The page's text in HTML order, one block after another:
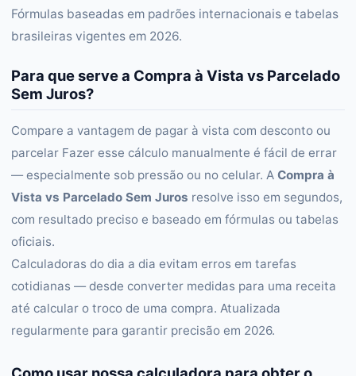
Fórmulas baseadas em padrões internacionais e tabelas
brasileiras vigentes em 2026.
Para que serve a Compra à Vista vs Parcelado
Sem Juros?
Compare a vantagem de pagar à vista com desconto ou
parcelar Fazer esse cálculo manualmente é fácil de errar
— especialmente sob pressão ou no celular. A Compra à
Vista vs Parcelado Sem Juros resolve isso em segundos,
com resultado preciso e baseado em fórmulas ou tabelas
oficiais.
Calculadoras do dia a dia evitam erros em tarefas
cotidianas — desde converter medidas para uma receita
até calcular o troco de uma compra. Atualizada
regularmente para garantir precisão em 2026.